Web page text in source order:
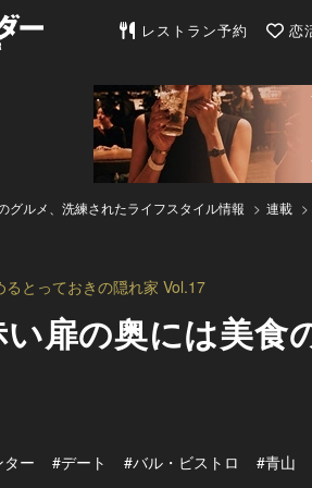
東京カレンダー | 最新の
レストラン予約 恋
グルメ、洗練されたライフスタイル情報 連載
るとっておきの隠れ家 Vol.17
扉の奥には美食
ー #デート #バル・ビストロ #青山